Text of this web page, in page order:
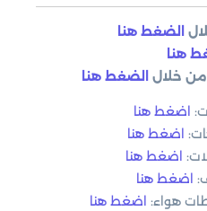
الضغط هنا
هنا
من خلال
الضغط هنا
اضغط هنا
اضغط هنا
اضغط هنا
اضغط هنا
هواء: اضغط هنا